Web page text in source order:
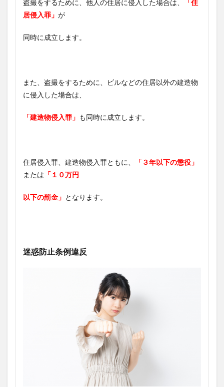
盗撮をするために、他人の住居に侵入した場合は、
「住
居侵入罪」 が
同時に成立します。
また、盗撮をするために、ビルなどの住居以外の建造物
に侵入した場合は、
「建造物侵入罪」 も同時に成立します。
住居侵入罪、建造物侵入罪ともに、
「３年以下の懲役」
または 「１０万円
以下の罰金」 となります。
迷惑防止条例違反